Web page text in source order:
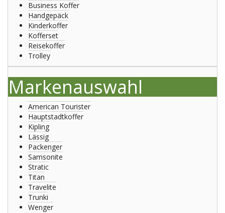
Business Koffer
Handgepäck
Kinderkoffer
Kofferset
Reisekoffer
Trolley
Markenauswahl
American Tourister
Hauptstadtkoffer
Kipling
Lässig
Packenger
Samsonite
Stratic
Titan
Travelite
Trunki
Wenger